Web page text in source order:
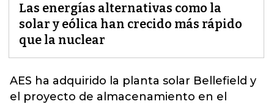
Las energías alternativas como la
solar y eólica han crecido más rápido
que la nuclear
AES ha adquirido la planta solar Bellefield y
el proyecto de almacenamiento en el